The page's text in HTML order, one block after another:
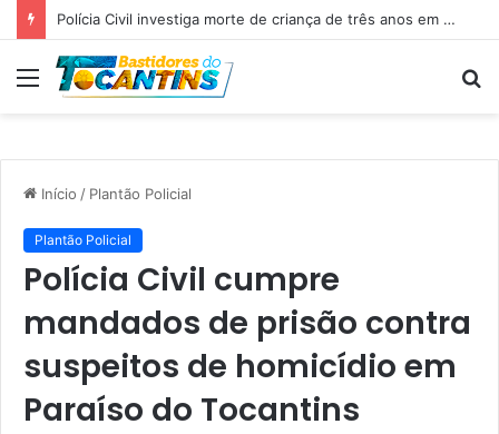
Polícia Civil investiga morte de criança de três anos em Palmas; pai é suspeito de agressão
Menu
Início / Plantão Policial
Plantão Policial
Polícia Civil cumpre
mandados de prisão contra
suspeitos de homicídio em
Paraíso do Tocantins